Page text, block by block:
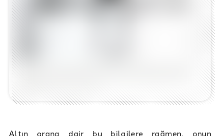
Altın orana dair bu bilgilere rağmen, onun